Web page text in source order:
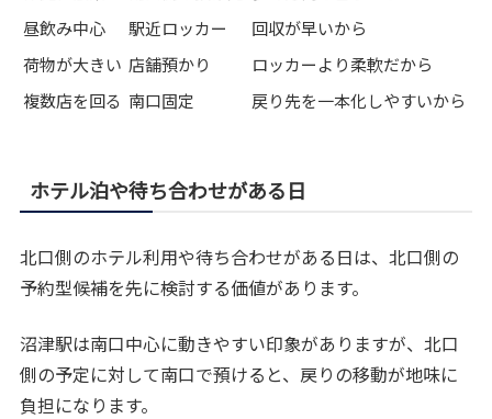
昼飲み中心
駅近ロッカー
回収が早いから
荷物が大きい 店舗預かり
ロッカーより柔軟だから
複数店を回る 南口固定 戻り先を一本化しやすいから
ホテル泊や待ち合わせがある日
北口側のホテル利用や待ち合わせがある日は、北口側の
予約型候補を先に検討する価値があります。
沼津駅は南口中心に動きやすい印象がありますが、北口
側の予定に対して南口で預けると、戻りの移動が地味に
負担になります。